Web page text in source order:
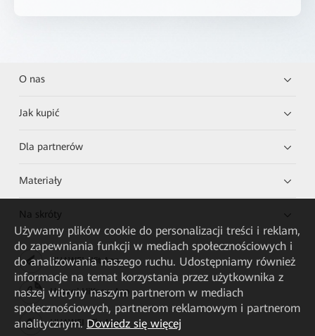
O nas
Jak kupić
Dla partnerów
Materiały
Na skróty
HUAWEI eKit App
Huawei HiKnow App
HUAWEI eFly App
Używamy plików cookie do personalizacji treści i reklam,
do zapewniania funkcji w mediach społecznościowych i
do analizowania naszego ruchu. Udostępniamy również
informacje na temat korzystania przez użytkownika z
naszej witryny naszym partnerom w mediach
społecznościowych, partnerom reklamowym i partnerom
analitycznym. Dowiedz się więcej